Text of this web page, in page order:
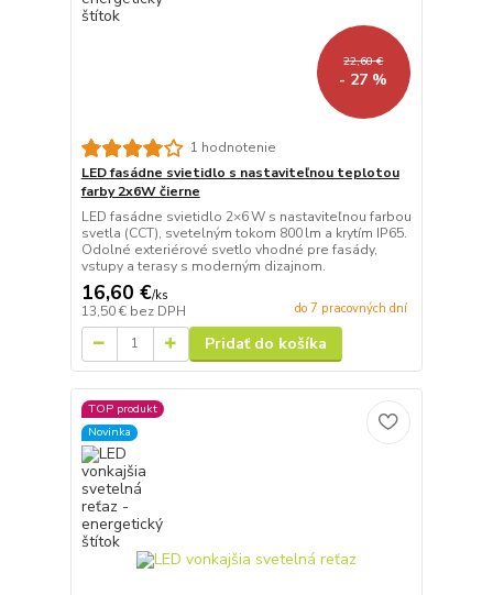
22,60 €
- 27 %
1 hodnotenie
LED fasádne svietidlo s nastaviteľnou teplotou
farby 2x6W čierne
LED fasádne svietidlo 2×6 W s nastaviteľnou farbou
svetla (CCT), svetelným tokom 800 lm a krytím IP65.
Odolné exteriérové svetlo vhodné pre fasády,
vstupy a terasy s moderným dizajnom.
16,60 €/ks
13,50 € bez DPH do 7 pracovných dní
Pridať do košíka
TOP produkt
Novinka